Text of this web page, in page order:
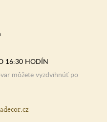
16:30 HODÍN
môžete vyzdvihnúť po